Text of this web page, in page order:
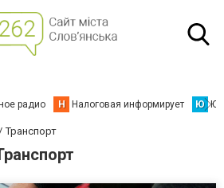
радио Н Налоговая информирует Ю
Транспорт